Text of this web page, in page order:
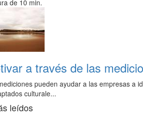
de 10 min.
a través de las
pueden ayudar a las empresas a
culturale...
leídos